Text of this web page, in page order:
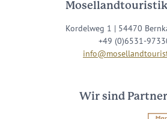
Mosellandtouristik
Kordelweg 1 | 54470
+49 (0)6531-
Wir sind